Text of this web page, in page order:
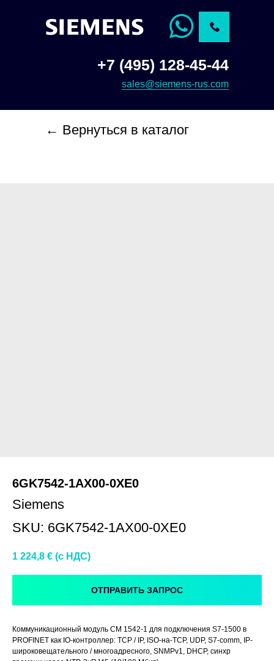
+7 (495) 128-45-44
sales@siemens-rus.com
← Вернуться в каталог
6GK7542-1AX00-0XE0
Siemens
SKU: 6GK7542-1AX00-0XE0
1 224,8 € (c НДС)
ОТПРАВИТЬ ЗАПРОС
Коммуникационный модуль CM 1542-1 для подключения S7-1500 в
PROFINET как IO-контроллер: TCP / IP, ISO-на-TCP, UDP, S7-comm, IP-
широковещательного / многоадресного, SNMPv1, DHCP, синхр